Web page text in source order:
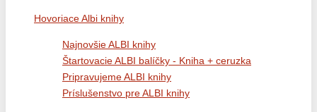
Hovoriace Albi knihy
Najnovšie ALBI knihy
Štartovacie ALBI balíčky - Kniha + ceruzka
Pripravujeme ALBI knihy
Príslušenstvo pre ALBI knihy